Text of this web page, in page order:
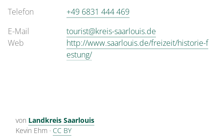
Telefon
+49 6831 444 469
E-Mail
tourist@kreis-saarlouis.de
Web
http://www.saarlouis.de/freizeit/historie-f
estung/
von Landkreis Saarlouis
Kevin Ehm · CC BY